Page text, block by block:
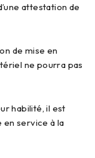
attestation de
de mise en
ne pourra pas
habilité, il est
en service à la